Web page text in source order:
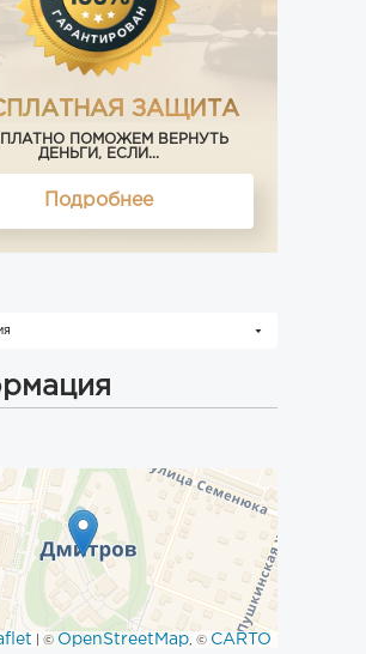
ЗАЩИТА
ПОМОЖЕМ ВЕРНУТЬ
ДЕНЬГИ, ЕСЛИ...
Подробнее
| © OpenStreetMap, © CARTO